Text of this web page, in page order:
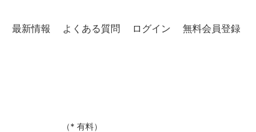
最新情報 よくある質問 ログイン 無料会員登録
（* 有料）